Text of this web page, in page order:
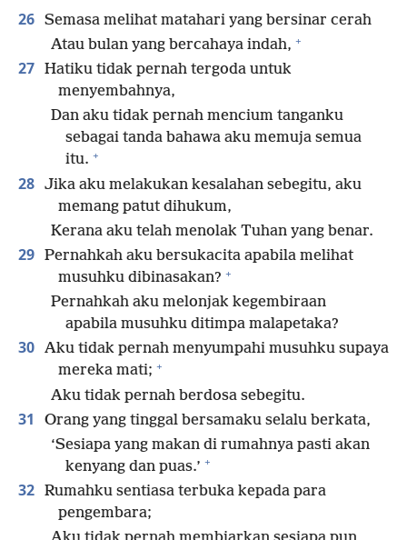
26 Semasa melihat matahari yang bersinar cerah
Atau bulan yang bercahaya indah, +
27 Hatiku tidak pernah tergoda untuk
menyembahnya,
Dan aku tidak pernah mencium tanganku
sebagai tanda bahawa aku memuja semua
itu. +
28 Jika aku melakukan kesalahan sebegitu, aku
memang patut dihukum,
Kerana aku telah menolak Tuhan yang benar.
29 Pernahkah aku bersukacita apabila melihat
musuhku dibinasakan? +
Pernahkah aku melonjak kegembiraan
apabila musuhku ditimpa malapetaka?
30 Aku tidak pernah menyumpahi musuhku supaya
mereka mati; +
Aku tidak pernah berdosa sebegitu.
31
Orang yang tinggal bersamaku selalu berkata,
‘Sesiapa yang makan di rumahnya pasti akan
kenyang dan puas.’ +
32 Rumahku sentiasa terbuka kepada para
pengembara;